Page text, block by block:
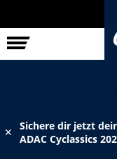
✕
Sichere dir jetzt
ADAC Cyclassics